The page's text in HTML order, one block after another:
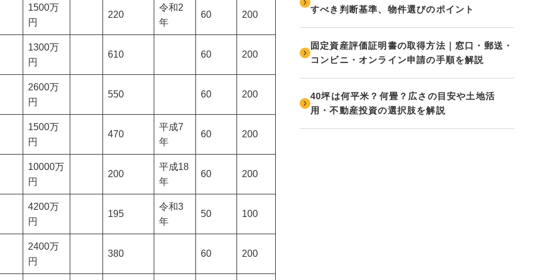
1500万
円
220
令和2
年
60 200
1300万
円
610 60 200
2600万
円
550 60 200
1500万
円
470
平成7
年
60 200
10000万
円
200
平成18
年
60 200
4200万
円
195
令和3
年
50 100
2400万
円
380 60 200
すべき判断基準、物件選びのポイント
固定資産評価証明書の取得方法｜窓口・郵送・
コンビニ・オンライン申請の手順を解説
40坪は何平米？何畳？広さの目安や土地活
用・不動産投資の選択肢を解説